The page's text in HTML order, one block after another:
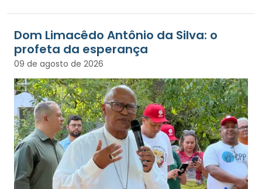
Dom Limacêdo Antônio da Silva: o
profeta da esperança
09 de agosto de 2026